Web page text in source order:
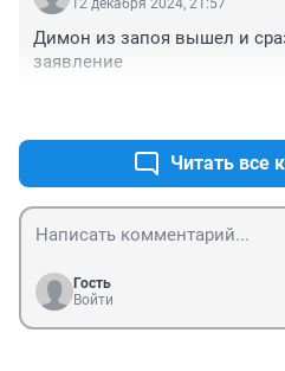
12 декабря 2024, 21:57
Димон из запоя вышел и
заявление
Читать все
Гость
Войти